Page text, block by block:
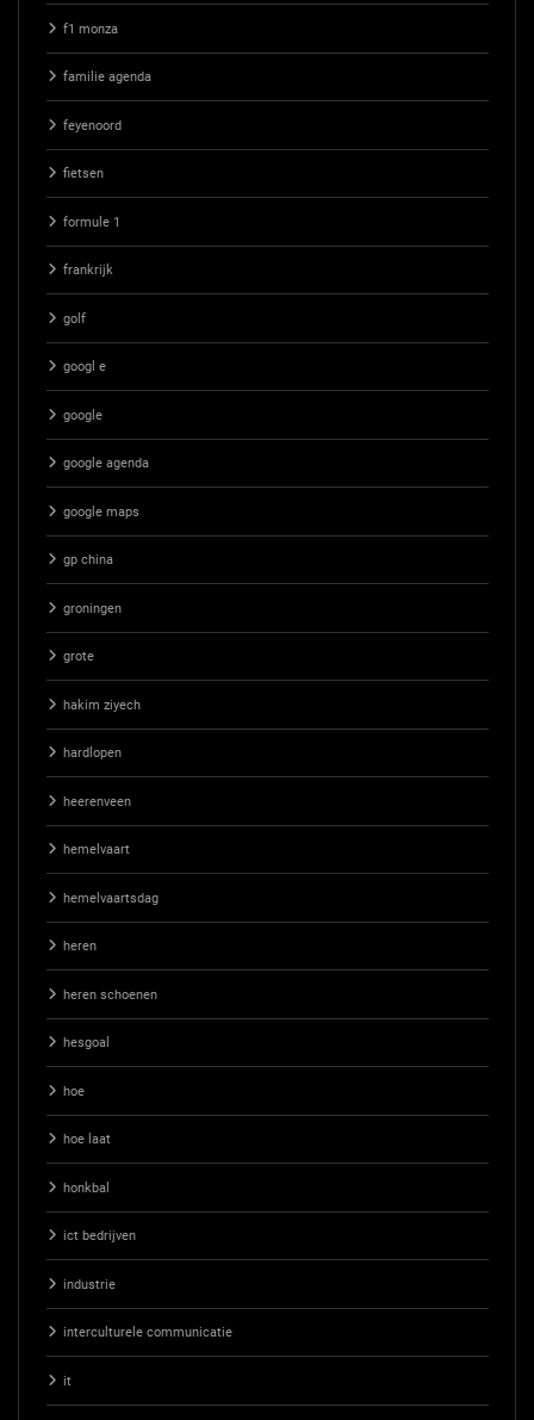
f1 monza
familie agenda
feyenoord
fietsen
formule 1
frankrijk
golf
googl e
google
google agenda
google maps
gp china
groningen
grote
hakim ziyech
hardlopen
heerenveen
hemelvaart
hemelvaartsdag
heren
heren schoenen
hesgoal
hoe
hoe laat
honkbal
ict bedrijven
industrie
interculturele communicatie
it